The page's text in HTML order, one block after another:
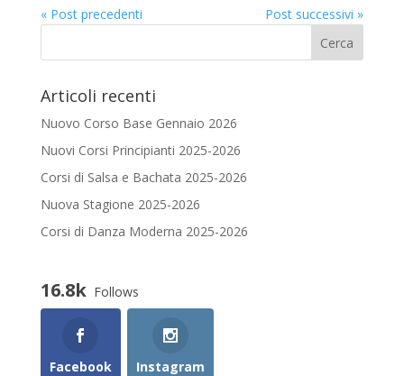
« Post precedenti Post successivi »
Articoli recenti
Nuovo Corso Base Gennaio 2026
Nuovi Corsi Principianti 2025-2026
Corsi di Salsa e Bachata 2025-2026
Nuova Stagione 2025-2026
Corsi di Danza Moderna 2025-2026
16.8k Follows
Facebook
Instagram